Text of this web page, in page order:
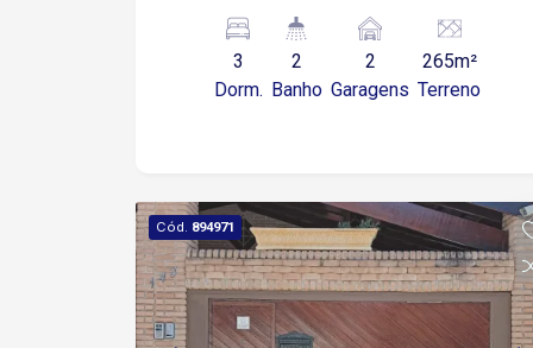
sala de jantar, cozinha ampla com ilha
cascata em mármore preto são Gabriel,
ampla bancada com armários
fundo, espaço gourmet com ilha em
mármore são Gabriel, forno de pizza e
churrasqueira, piso antiderrapante,
lavanderia, soton com excelente
espaço e mezanino amplo, garagem
3
Dorm.
2
Banho
2
Garagens
265m²
Terreno
Cód. 894971